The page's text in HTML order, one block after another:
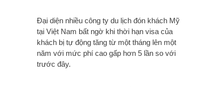
Đại diện nhiều công ty du lịch đón khách Mỹ
tại Việt Nam bất ngờ khi thời hạn visa của
khách bị tự động tăng từ một tháng lên một
năm với mức phí cao gấp hơn 5 lần so với
trước đây.